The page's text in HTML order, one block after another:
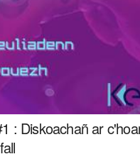
: Diskoachañ ar